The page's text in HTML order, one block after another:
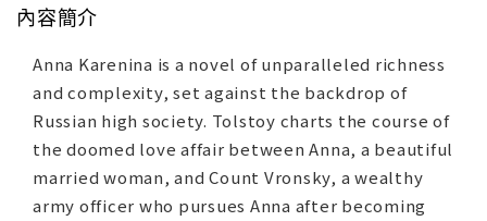
內容簡介
Anna Karenina is a novel of unparalleled richness
and complexity, set against the backdrop of
Russian high society. Tolstoy charts the course of
the doomed love affair between Anna, a beautiful
married woman, and Count Vronsky, a wealthy
army officer who pursues Anna after becoming